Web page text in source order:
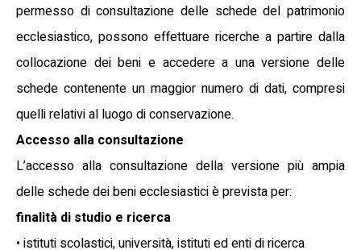
permesso di consultazione delle schede del patrimonio
ecclesiastico, possono effettuare ricerche a partire dalla
collocazione dei beni e accedere a una versione delle
schede contenente un maggior numero di dati, compresi
quelli relativi al luogo di conservazione.
Accesso alla consultazione
L’accesso alla consultazione della versione più ampia
delle schede dei beni ecclesiastici è prevista per:
finalità di studio e ricerca
• istituti scolastici, università, istituti ed enti di ricerca